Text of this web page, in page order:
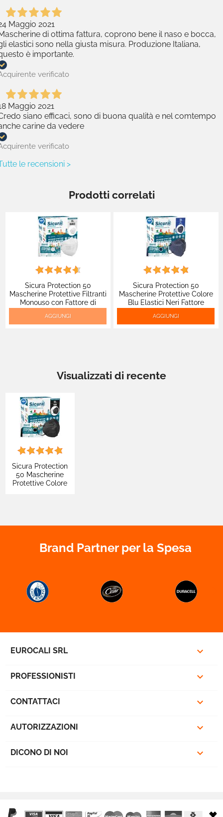
Maggio 2021
di ottima fattura, coprono bene il naso e bocca,
elastici sono nella giusta misura. Produzione Italiana,
è importante.
verificato
Maggio 2021
siano efficaci, sono di buona qualità e nel comtempo
carine da vedere
verificato
le recensioni >
Prodotti correlati
Sicura Protection 50
Mascherine Protettive Filtranti
Monouso con Fattore di
Protezione Certificato FFP2
NR in TNT Multistrato
AGGIUNGI
Sicura Protection 50
Mascherine Protettive Colore
Blu Elastici Neri Fattore
Protezione Certificato FFP2
NR in TNT
AGGIUNGI
Visualizzati di recente
Sicura Protection
50 Mascherine
Protettive Colore
Brand Partner per la Spesa
EUROCALI SRL 
PROFESSIONISTI 
CONTATTACI 
AUTORIZZAZIONI 
DICONO DI NOI 